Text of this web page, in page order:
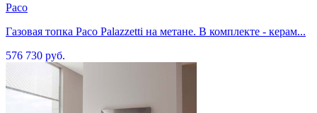
Paco
Газовая топка Paco Palazzetti на метане. В комплекте - керам...
576 730 руб.